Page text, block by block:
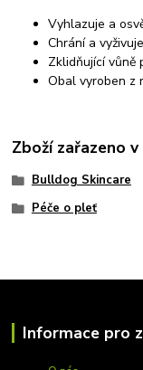
Vyhlazuje a
Chrání a
Zklidňující vůně
Obal vyroben z
Zboží zařazeno
Bulldog Skincare
Péče o pleť
Informace pro